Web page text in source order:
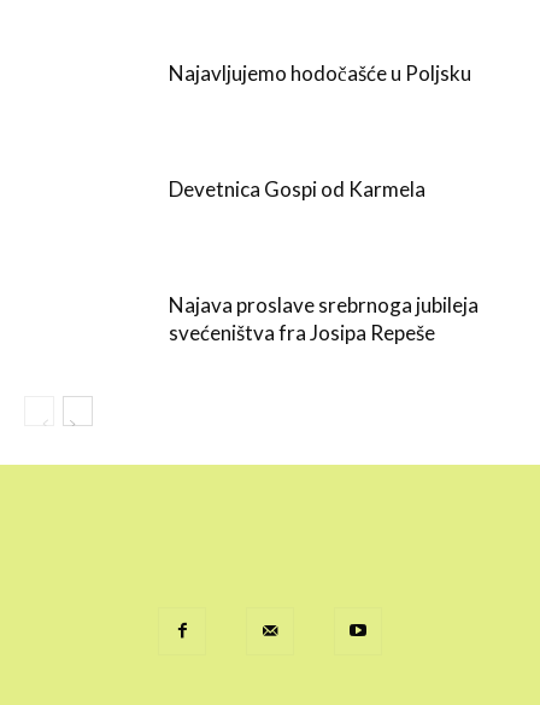
Najavljujemo hodočašće u Poljsku
Devetnica Gospi od Karmela
Najava proslave srebrnoga jubileja
svećeništva fra Josipa Repeše